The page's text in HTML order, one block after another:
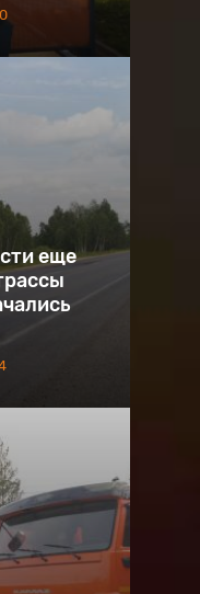
еще